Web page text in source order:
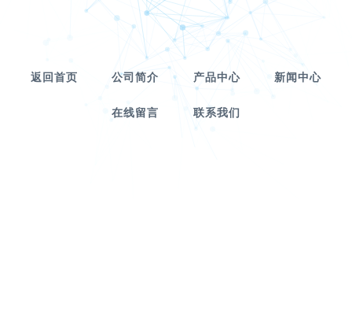
返回首页 公司简介 产品中心 新闻中心
在线留言 联系我们